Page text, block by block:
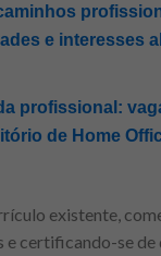
e interesses
profissional:
de Home
existente,
e certificando-se de